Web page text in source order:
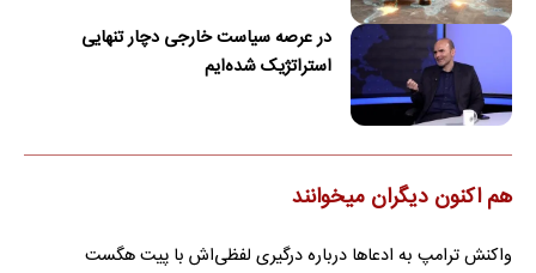
در عرصه سیاست خارجی دچار تنهایی
استراتژیک شده‌ایم
هم اکنون دیگران میخوانند
واکنش ترامپ به ادعاها درباره درگیری لفظی‌اش با پیت هگست